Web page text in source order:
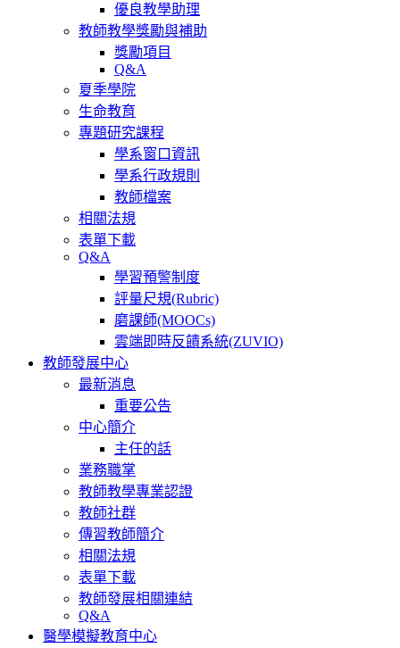
優良教學助理
教師教學獎勵與補助
獎勵項目
Q&A
夏季學院
生命教育
專題研究課程
學系窗口資訊
學系行政規則
教師檔案
相關法規
表單下載
Q&A
學習預警制度
評量尺規(Rubric)
磨課師(MOOCs)
雲端即時反饋系統(ZUVIO)
教師發展中心
最新消息
重要公告
中心簡介
主任的話
業務職掌
教師教學專業認證
教師社群
傳習教師簡介
相關法規
表單下載
教師發展相關連結
Q&A
醫學模擬教育中心